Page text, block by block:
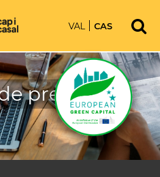
VAL CAS
prensa